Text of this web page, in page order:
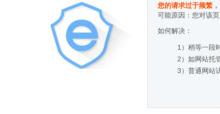
您的请求过于频繁
可能原因：您对该
如何解决：
1）稍等一段
2）如网站托
3）普通网站